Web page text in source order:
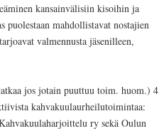
kansainvälisiin kisoihin ja
puolestaan mahdollistavat nostajien
valmennusta jäsenilleen,
jos jotain puuttuu toim. huom.) 4
kahvakuulaurheilutoimintaa:
ry sekä Oulun